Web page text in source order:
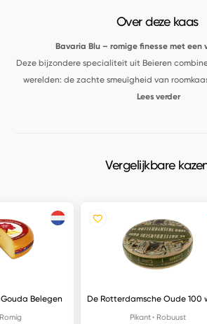
Over deze kaas
Bavaria Blu – romige finesse met een
Deze bijzondere specialiteit uit Beieren
werelden: de zachte smeuïgheid van
Lees verder
Vergelijkbare
Belegen De Rotterdamsche Oude 100
Pikant Robuust